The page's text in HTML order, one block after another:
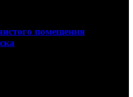
помещения